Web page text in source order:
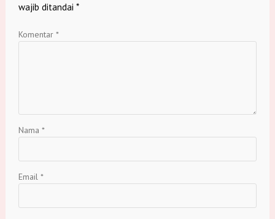
wajib ditandai *
Komentar *
Nama *
Email *